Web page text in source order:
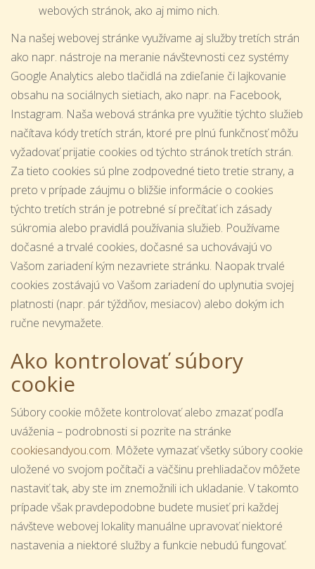
webových stránok, ako aj mimo nich.
Na našej webovej stránke využívame aj služby tretích strán
ako napr. nástroje na meranie návštevnosti cez systémy
Google Analytics alebo tlačidlá na zdieľanie či lajkovanie
obsahu na sociálnych sietiach, ako napr. na Facebook,
Instagram. Naša webová stránka pre využitie týchto služieb
načítava kódy tretích strán, ktoré pre plnú funkčnosť môžu
vyžadovať prijatie cookies od týchto stránok tretích strán.
Za tieto cookies sú plne zodpovedné tieto tretie strany, a
preto v prípade záujmu o bližšie informácie o cookies
týchto tretích strán je potrebné sí prečítať ich zásady
súkromia alebo pravidlá používania služieb. Používame
dočasné a trvalé cookies, dočasné sa uchovávajú vo
Vašom zariadení kým nezavriete stránku. Naopak trvalé
cookies zostávajú vo Vašom zariadení do uplynutia svojej
platnosti (napr. pár týždňov, mesiacov) alebo dokým ich
ručne nevymažete.
Ako kontrolovať súbory
cookie
Súbory cookie môžete kontrolovať alebo zmazať podľa
uváženia – podrobnosti si pozrite na stránke
cookiesandyou.com. Môžete vymazať všetky súbory cookie
uložené vo svojom počítači a väčšinu prehliadačov môžete
nastaviť tak, aby ste im znemožnili ich ukladanie. V takomto
prípade však pravdepodobne budete musieť pri každej
návšteve webovej lokality manuálne upravovať niektoré
nastavenia a niektoré služby a funkcie nebudú fungovať.